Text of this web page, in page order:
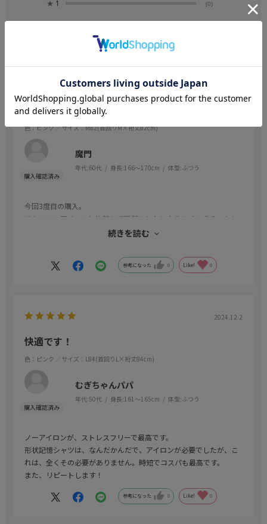
★ 1 (0)
表示：新しい順
リピート購入
色：ピンク／サイズ：M82(首回りM×裄丈82cm)
魔門
年代:60代 身長:166～170cm 体型:ふつう
今回3度目の購入。
ほかのノンアイロンと比較して断然にしわになりにくいうえストレ
ッチが来ているのでシャツの裾が出にくくて快適です。
続きを読む
参考になった 0 Like! 0
2024.12.2
快適です！
色：ピンク ／サイズ：L84(首回りL×裄丈84cm)
むぎちゃんパパ
年代:50代 身長:161～165cm 体型:ふつう
ノーアイロンが、ストレスフリーで最高です。
形状記憶シャツは、なんだかんだで、アイロンが必要でしたが、こ
れは、全くその必要がありません。時短でコスパも最高です。
また、リピートします！
参考になった 0 Like! 0